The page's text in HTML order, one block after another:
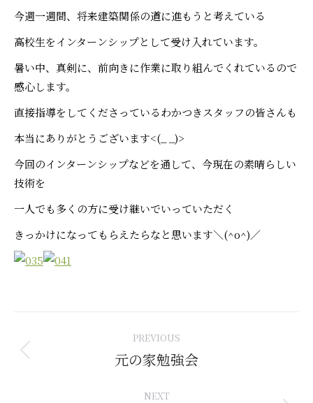
今週一週間、将来建築関係の道に進もうと考えている
高校生をインターンシップとして受け入れています。
暑い中、真剣に、前向きに作業に取り組んでくれているので
感心します。
直接指導をしてくださっているわかつきスタッフの皆さんも
本当にありがとうございます<(_ _)>
今回のインターンシップなどを通して、今現在の素晴らしい
技術を
一人でも多くの方に受け継いでいっていただく
きっかけになってもらえたらなと思います＼(^o^)／
navigation
PREVIOUS
Previous
元の家勉強会
NEXT